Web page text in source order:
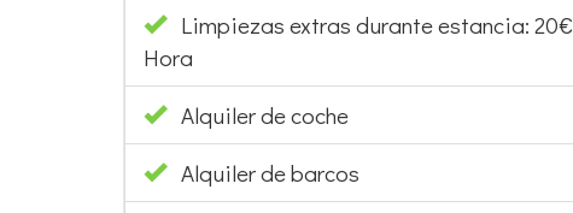
Limpiezas extras durante estancia: 20€
Hora
Alquiler de coche
Alquiler de barcos